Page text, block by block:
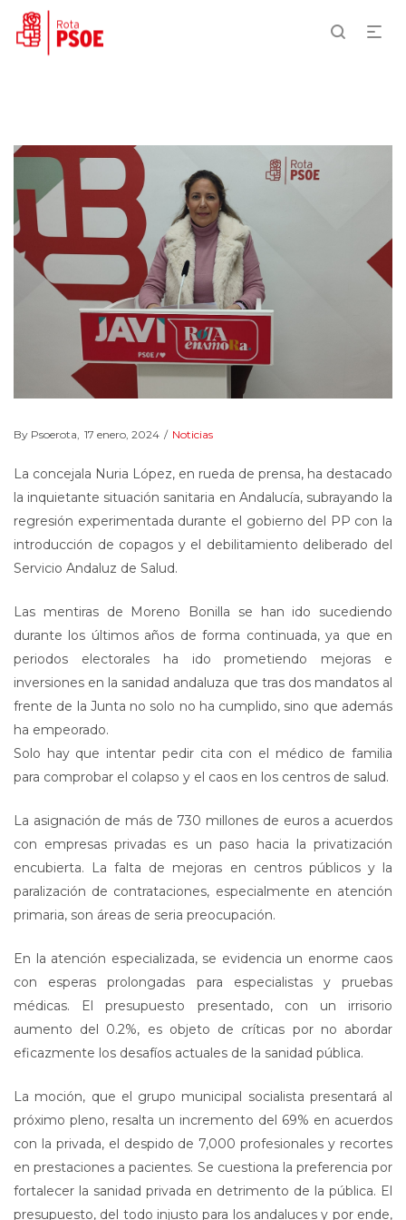
By Psoerota Posted
17 enero, 2024
Posted
Noticias
La concejala Nuria López, en rueda de prensa, ha destacado
la inquietante situación sanitaria en Andalucía, subrayando la
regresión experimentada durante el gobierno del PP con la
introducción de copagos y el debilitamiento deliberado del
Servicio Andaluz de Salud.
Las mentiras de Moreno Bonilla se han ido sucediendo
durante los últimos años de forma continuada, ya que en
periodos electorales ha ido prometiendo mejoras e
inversiones en la sanidad andaluza que tras dos mandatos al
frente de la Junta no solo no ha cumplido, sino que además
ha empeorado.
Solo hay que intentar pedir cita con el médico de familia
para comprobar el colapso y el caos en los centros de salud.
La asignación de más de 730 millones de euros a acuerdos
con empresas privadas es un paso hacia la privatización
encubierta. La falta de mejoras en centros públicos y la
paralización de contrataciones, especialmente en atención
primaria, son áreas de seria preocupación.
En la atención especializada, se evidencia un enorme caos
con esperas prolongadas para especialistas y pruebas
médicas. El presupuesto presentado, con un irrisorio
aumento del 0.2%, es objeto de críticas por no abordar
eficazmente los desafíos actuales de la sanidad pública.
La moción, que el grupo municipal socialista presentará al
próximo pleno, resalta un incremento del 69% en acuerdos
con la privada, el despido de 7,000 profesionales y recortes
en prestaciones a pacientes. Se cuestiona la preferencia por
fortalecer la sanidad privada en detrimento de la pública. El
presupuesto, del todo injusto para los andaluces y por ende,